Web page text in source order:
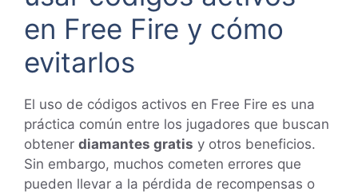
en Free Fire y cómo
evitarlos
El uso de códigos activos en Free Fire es una
práctica común entre los jugadores que buscan
obtener diamantes gratis y otros beneficios.
Sin embargo, muchos cometen errores que
pueden llevar a la pérdida de recompensas o